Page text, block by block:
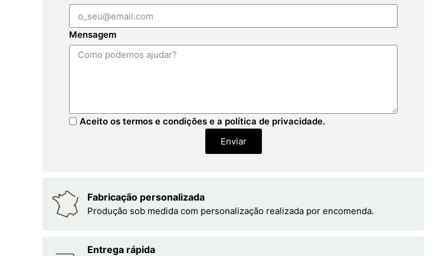
Mensagem
Aceito os termos e condições e a política de privacidade.
Enviar
Fabricação personalizada
Produção sob medida com personalização realizada por encomenda.
Entrega rápida